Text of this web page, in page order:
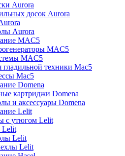
Aurora
досок Aurora
Aurora
MAC5
MAC5
MAC5
гладильной техники Mac5
Mac5
Domena
картриджи Domena
и аксессуары Domena
Lelit
с утюгом Lelit
Lelit
Lelit
Lelit